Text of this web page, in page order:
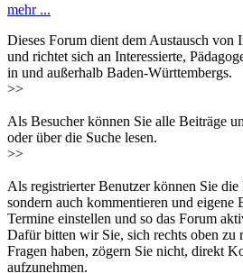
mehr ...
Dieses Forum dient dem Austausch von
und richtet sich an Interessierte,
in und außerhalb Baden-Württembergs.
>>
Als Besucher können Sie alle Beiträge
oder über die Suche lesen.
>>
Als registrierter Benutzer können Sie
sondern auch kommentieren und eigene
Termine einstellen und so das Forum
Dafür bitten wir Sie, sich rechts oben zu
Fragen haben, zögern Sie nicht, direkt
aufzunehmen.